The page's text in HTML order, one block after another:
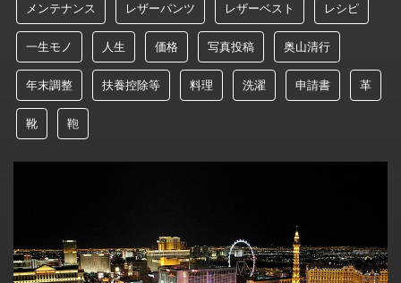
メンテナンス レザーパンツ レザーベスト レシピ
一生モノ 人生 価格 写真投稿 奥山清行
年末調整 扶養控除等 料理 洗濯 申請書 革
靴 鞄